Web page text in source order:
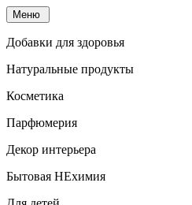
Меню
Добавки для здоровья
Натуральные продукты
Косметика
Парфюмерия
Декор интерьера
Бытовая НЕхимия